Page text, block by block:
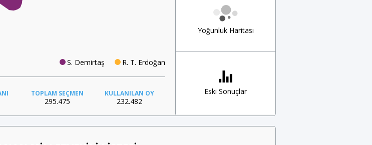
R. T. Erdoğan
S. Demirtaş
TOPLAM SEÇMEN
295.475
KULLANILAN OY
232.482
Yoğunluk Haritası
Eski Sonuçlar